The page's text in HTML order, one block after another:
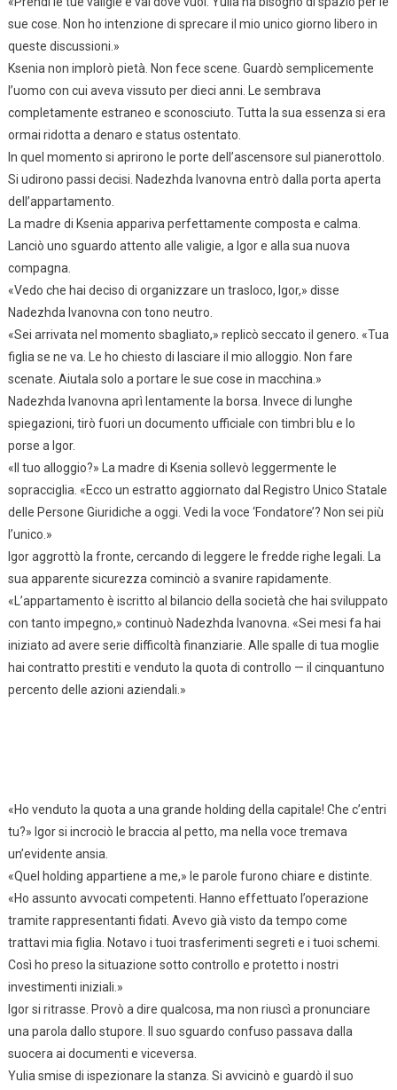
sue cose. Non ho intenzione di sprecare il mio unico giorno libero in
queste discussioni.»
Ksenia non implorò pietà. Non fece scene. Guardò semplicemente
l’uomo con cui aveva vissuto per dieci anni. Le sembrava
completamente estraneo e sconosciuto. Tutta la sua essenza si era
ormai ridotta a denaro e status ostentato.
In quel momento si aprirono le porte dell’ascensore sul pianerottolo.
Si udirono passi decisi. Nadezhda Ivanovna entrò dalla porta aperta
dell’appartamento.
La madre di Ksenia appariva perfettamente composta e calma.
Lanciò uno sguardo attento alle valigie, a Igor e alla sua nuova
compagna.
«Vedo che hai deciso di organizzare un trasloco, Igor,» disse
Nadezhda Ivanovna con tono neutro.
«Sei arrivata nel momento sbagliato,» replicò seccato il genero. «Tua
figlia se ne va. Le ho chiesto di lasciare il mio alloggio. Non fare
scenate. Aiutala solo a portare le sue cose in macchina.»
Nadezhda Ivanovna aprì lentamente la borsa. Invece di lunghe
spiegazioni, tirò fuori un documento ufficiale con timbri blu e lo
porse a Igor.
«Il tuo alloggio?» La madre di Ksenia sollevò leggermente le
sopracciglia. «Ecco un estratto aggiornato dal Registro Unico Statale
delle Persone Giuridiche a oggi. Vedi la voce ‘Fondatore’? Non sei più
l’unico.»
Igor aggrottò la fronte, cercando di leggere le fredde righe legali. La
sua apparente sicurezza cominciò a svanire rapidamente.
«L’appartamento è iscritto al bilancio della società che hai sviluppato
con tanto impegno,» continuò Nadezhda Ivanovna. «Sei mesi fa hai
iniziato ad avere serie difficoltà finanziarie. Alle spalle di tua moglie
hai contratto prestiti e venduto la quota di controllo — il cinquantuno
percento delle azioni aziendali.»
«Ho venduto la quota a una grande holding della capitale! Che c’entri
tu?» Igor si incrociò le braccia al petto, ma nella voce tremava
un’evidente ansia.
«Quel holding appartiene a me,» le parole furono chiare e distinte.
«Ho assunto avvocati competenti. Hanno effettuato l’operazione
tramite rappresentanti fidati. Avevo già visto da tempo come
trattavi mia figlia. Notavo i tuoi trasferimenti segreti e i tuoi schemi.
Così ho preso la situazione sotto controllo e protetto i nostri
investimenti iniziali.»
Igor si ritrasse. Provò a dire qualcosa, ma non riuscì a pronunciare
una parola dallo stupore. Il suo sguardo confuso passava dalla
suocera ai documenti e viceversa.
Yulia smise di ispezionare la stanza. Si avvicinò e guardò il suo